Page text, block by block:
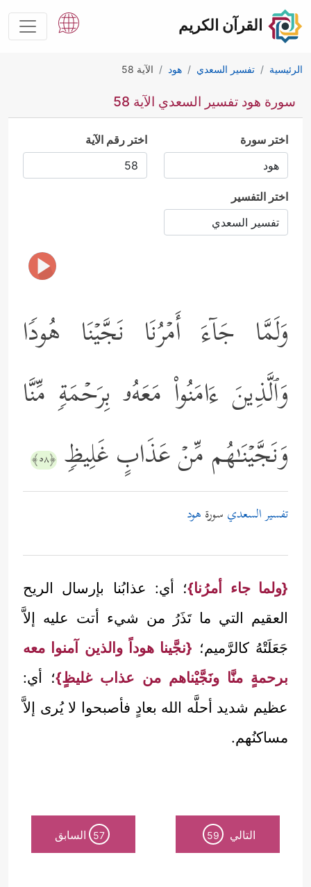
القرآن الكريم
الرئيسية تفسير السعدي هود الآية 58
سورة هود تفسير السعدي الآية 58
اختر سورة اختر رقم الآية
اختر التفسير
وَلَمَّا جَاۤءَ أَمۡرُنَا نَجَّیۡنَا هُودࣰا
وَٱلَّذِینَ ءَامَنُواْ مَعَهُۥ بِرَحۡمَةࣲ مِّنَّا
وَنَجَّیۡنَـٰهُم مِّنۡ عَذَابٍ غَلِیظࣲ ﴿٥٨﴾
تفسير السعدي سورة هود
{ولما جاء أمرُنا}؛ أي: عذابُنا بإرسال الريح
العقيم التي ما تَذَرُ من شيء أتت عليه إلاَّ
جَعَلَتْهُ كالرَّميم؛ {نجَّينا هوداً والذين آمنوا معه
برحمةٍ منَّا ونَجَّيْناهم من عذاب غليظٍ}؛ أي:
عظيم شديد أحلَّه الله بعادٍ فأصبحوا لا يُرى إلاَّ
مساكنُهم.
التالي 59
57 السابق